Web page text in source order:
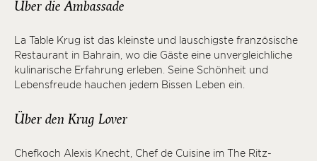
Über die Ambassade
La Table Krug ist das kleinste und lauschigste französische
Restaurant in Bahrain, wo die Gäste eine unvergleichliche
kulinarische Erfahrung erleben. Seine Schönheit und
Lebensfreude hauchen jedem Bissen Leben ein.
Über den Krug Lover
Chefkoch Alexis Knecht, Chef de Cuisine im The Ritz-